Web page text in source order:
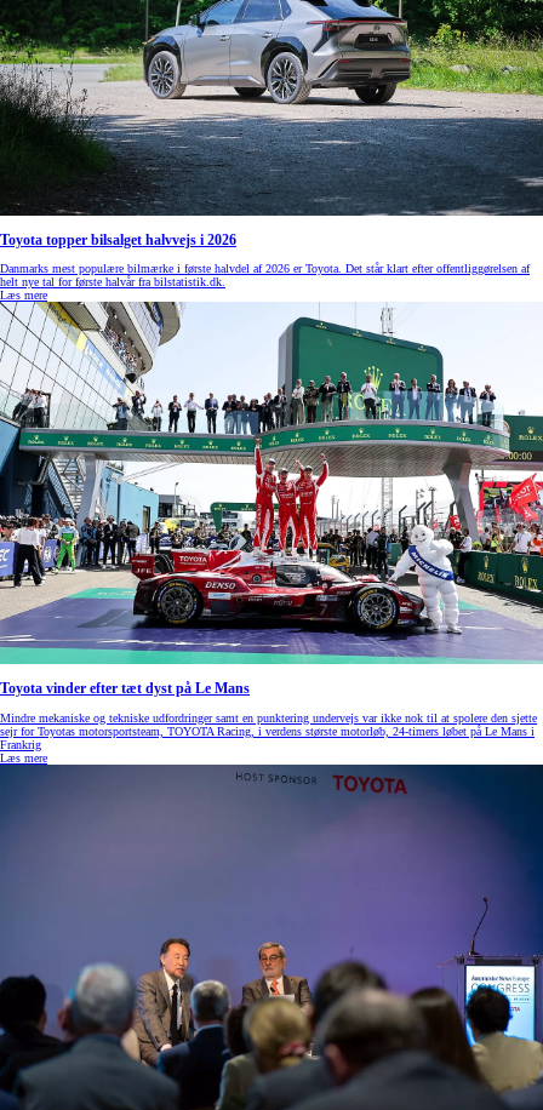
Toyota topper bilsalget halvvejs i 2026
Danmarks mest populære bilmærke i første halvdel af 2026 er Toyota. Det står klart efter offentliggørelsen af
helt nye tal for første halvår fra bilstatistik.dk.
Læs mere
Toyota vinder efter tæt dyst på Le Mans
Mindre mekaniske og tekniske udfordringer samt en punktering undervejs var ikke nok til at spolere den sjette
sejr for Toyotas motorsportsteam, TOYOTA Racing, i verdens største motorløb, 24-timers løbet på Le Mans i
Frankrig
Læs mere